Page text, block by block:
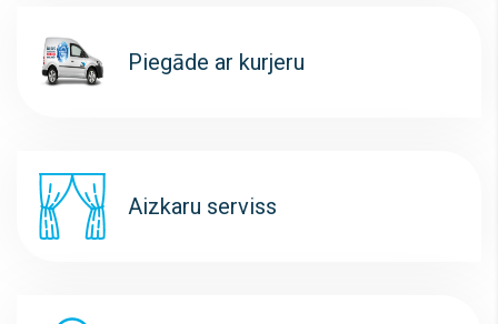
Piegāde ar kurjeru
Aizkaru serviss